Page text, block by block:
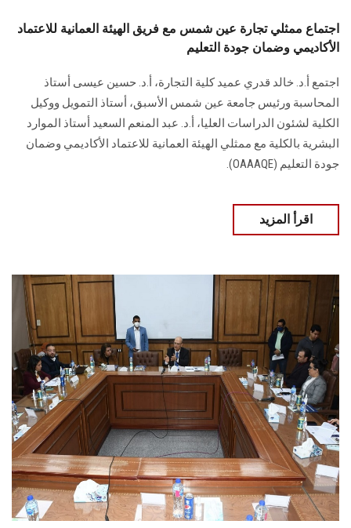
اجتماع ممثلي تجارة عين شمس مع فريق الهيئة العمانية للاعتماد
الأكاديمي وضمان جودة التعليم
اجتمع أ.د. خالد قدري عميد كلية التجارة، أ.د. حسين عيسى أستاذ
المحاسبة ورئيس جامعة عين شمس الأسبق، أستاذ التمويل ووكيل
الكلية لشئون الدراسات العليا، أ.د. عبد المنعم السعيد أستاذ الموارد
البشرية بالكلية مع ممثلي الهيئة العمانية للاعتماد الأكاديمي وضمان
جودة التعليم (OAAAQE).
اقرأ المزيد